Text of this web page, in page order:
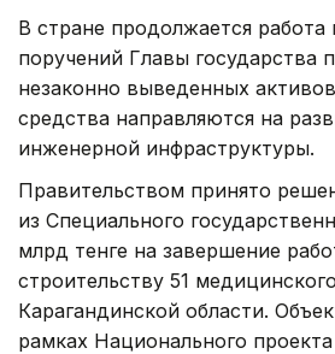
В стране продолжается
поручений Главы государства
незаконно выведенных
средства направляются на
инженерной инфраструктуры.
Правительством принято
из Специального
млрд тенге на завершение
строительству 51
Карагандинской области.
рамках Национального